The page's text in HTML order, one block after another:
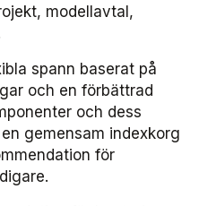
modellavtal,
spann baserat på
och en förbättrad
och dess
gemensam indexkorg
för